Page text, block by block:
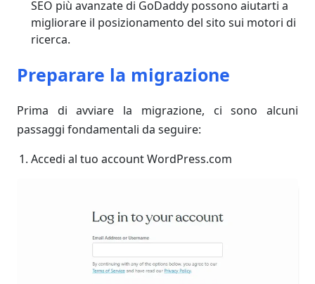
SEO più avanzate di GoDaddy possono aiutarti a
migliorare il posizionamento del sito sui motori di
ricerca.
Preparare la migrazione
Prima di avviare la migrazione, ci sono alcuni
passaggi fondamentali da seguire:
Accedi al tuo account WordPress.com